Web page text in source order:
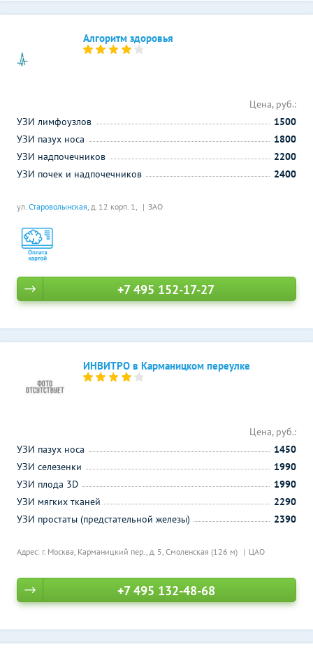
Алгоритм здоровья
ул. Староволынская, д. 12 корп. 1, ЗАО
Цена, руб.:
УЗИ лимфоузлов
1500
УЗИ пазух носа
1800
УЗИ надпочечников
2200
УЗИ почек и надпочечников
2400
+7 495 152-17-27
ИНВИТРО в Карманицком переулке
Адрес: г. Москва, Карманицкий пер., д. 5, Смоленская (126 м) ЦАО
Цена, руб.:
УЗИ пазух носа
1450
УЗИ селезенки
1990
УЗИ плода 3D
1990
УЗИ мягких тканей
2290
УЗИ простаты (предстательной железы)
2390
+7 495 132-48-68